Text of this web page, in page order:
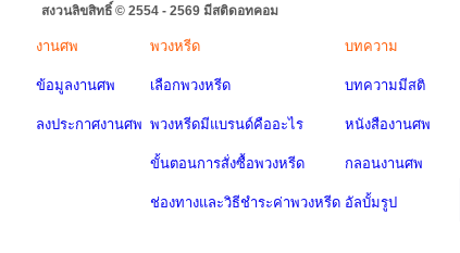
สงวนลิขสิทธิ์ © 2554 - 2569 มีสติดอทคอม
งานศพ
ข้อมูลงานศพ
ลงประกาศงานศพ
พวงหรีด
เลือกพวงหรีด
พวงหรีดมีแบรนด์คืออะไร
ขั้นตอนการสั่งซื้อพวงหรีด
ช่องทางและวิธีชำระค่าพวงหรีด
บทความ
บทความมีสติ
หนังสืองานศพ
กลอนงานศพ
อัลบั้มรูป